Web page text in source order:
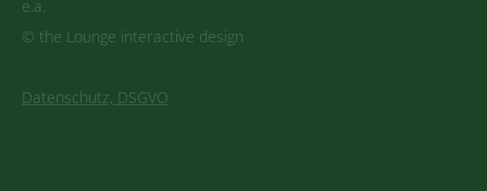
e.a.
© the Lounge interactive design
Datenschutz, DSGVO